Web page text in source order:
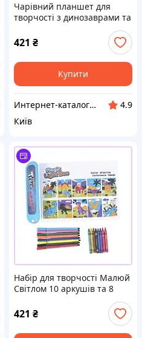
Чарівний планшет для
творчості з динозаврами та
8833095CC
421 ₴
Купити
Инт​е​​рн​ет-кат​алог ск​​идок "KIEVSALES.COM"
4.9
Київ
Набір для творчості Малюй
Світлом 10 аркушів та 8
HC883309E5
421 ₴